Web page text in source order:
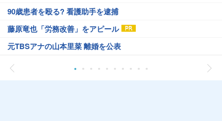
90歳患者を殴る? 看護助手を逮捕
藤原竜也「労務改善」をアピール
元TBSアナの山本里菜 離婚を公表